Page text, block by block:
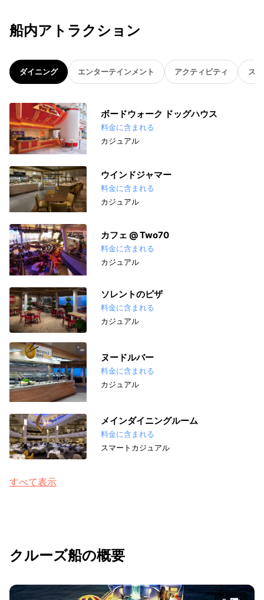
船内アトラクション
ダイニング エンターテインメント アクティビティ ス
ボードウォーク ドッグハウス
料金に含まれる
カジュアル
ウインドジャマー
料金に含まれる
カジュアル
カフェ @ Two70
料金に含まれる
カジュアル
ソレントのピザ
料金に含まれる
カジュアル
ヌードルバー
料金に含まれる
カジュアル
メインダイニングルーム
料金に含まれる
スマートカジュアル
すべて表示
クルーズ船の概要